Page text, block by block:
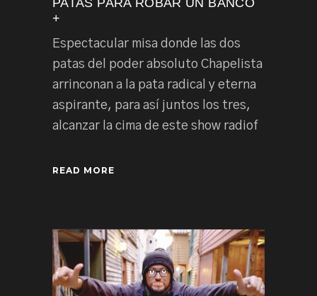
PATAS PARA ROBAR UN BANCO
+
Espectacular misa donde las dos
patas del poder absoluto Chapelista
arrinconan a la pata radical y eterna
aspirante, para así juntos los tres,
alcanzar la cima de este show radiof
READ MORE